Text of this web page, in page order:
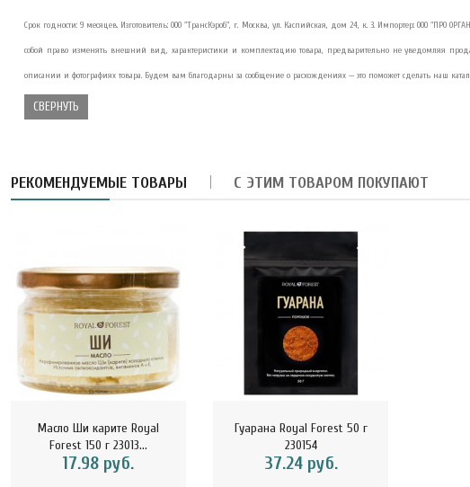
яблоком и вишней в
горьком шокола..
Зубная паста Укрепление
эмали Magic Alatai 75 мл
К..
10.41 руб.
DE R..
32.29 руб.
Срок годности: 9 месяцев. Изготовитель: ООО "ТрансКэроб", г. Москва, ул. Каспийская, дом 24, к. 3. Импортер: ООО "ПРО
собой право изменять внешний вид, характеристики и комплектацию товара, предварительно не уведомляя
описании и фотографиях товара. Будем вам благодарны за сообщение о расхождениях — это поможет сделать наш
СВЕРНУТЬ
РЕКОМЕНДУЕМЫЕ ТОВАРЫ С ЭТИМ ТОВАРОМ ПОКУПАЮТ
Масло Ши карите Royal
Forest 150 г 23013...
17.98 руб.
Гуарана Royal Forest 50 г
230154
37.24 руб.